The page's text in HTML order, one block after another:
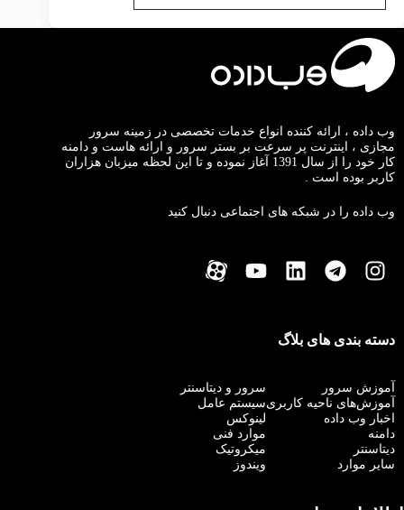
وب داده ، ارائه کننده انواع خدمات تخصصی در زمینه سرور
مجازی ، اینترنت پر سرعت بر بستر سرور و ارائه هاست و دامنه
کار خود را از سال 1391 آغاز نموده و تا این لحظه میزبان هزاران
کاربر بوده است .
وب داده را در شبکه های اجتماعی دنبال کنید
دسته بندی های بلاگ
آموزش سرور
آموزش‌های ناحیه کاربری
اخبار وب داده
دامنه
دیتاسنتر
سایر موارد
سرور و دیتاسنتر
سیستم عامل
لینوکس
موارد فنی
میکروتیک
ویندوز